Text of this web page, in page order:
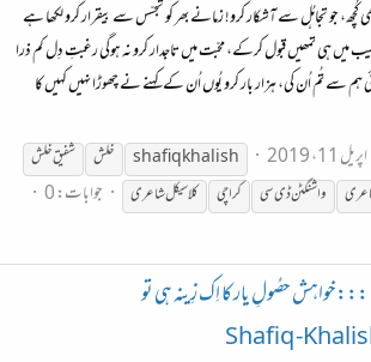
کُچھ، جو تجاہُل سے آشکار کرو! زمانے بھر کو تجسّس سے بیقرار کرو لکھا ہے
ہی تمھیں قبول کرکے، محبّت میں تاجدار کرو نہ ہوگی رغبتِ دِل کم ذرا
سے تُم اُن کی، ہزار بار کرو یُوں اُن کے کہنے نے چھوڑا نہیں کہیں کا
اپریل 11، 2019 shafiq khalish خلش شفیقخلش
واشنگٹن ڈی سی کراچی کلاسیکل شاعری
جوابات: 0
حصُولِ یار کا اِک زِینہ ہی تو